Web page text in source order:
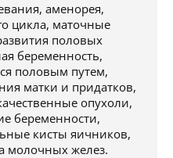
аменорея,
цикла, маточные
половых
беременность,
половым путем,
матки и придатков,
опухоли,
беременности,
кисты яичников,
молочных желез.